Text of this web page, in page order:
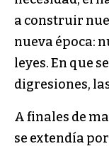
a construir
nueva época:
leyes. En que
digresiones,
A finales de
se extendía